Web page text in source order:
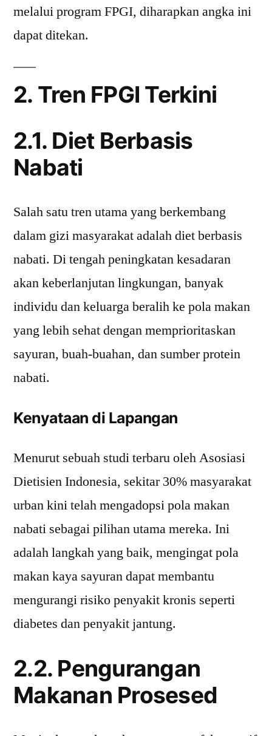
melalui program FPGI, diharapkan angka ini
dapat ditekan.
2. Tren FPGI Terkini
2.1. Diet Berbasis
Nabati
Salah satu tren utama yang berkembang
dalam gizi masyarakat adalah diet berbasis
nabati. Di tengah peningkatan kesadaran
akan keberlanjutan lingkungan, banyak
individu dan keluarga beralih ke pola makan
yang lebih sehat dengan memprioritaskan
sayuran, buah-buahan, dan sumber protein
nabati.
Kenyataan di Lapangan
Menurut sebuah studi terbaru oleh Asosiasi
Dietisien Indonesia, sekitar 30% masyarakat
urban kini telah mengadopsi pola makan
nabati sebagai pilihan utama mereka. Ini
adalah langkah yang baik, mengingat pola
makan kaya sayuran dapat membantu
mengurangi risiko penyakit kronis seperti
diabetes dan penyakit jantung.
2.2. Pengurangan
Makanan Prosesed